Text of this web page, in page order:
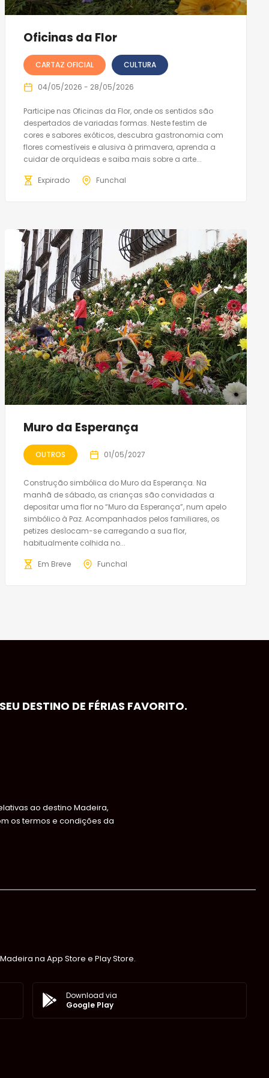
Oficinas da Flor
CARTAZ OFICIAL CULTURA
04/05/2026 - 28/05/2026
Participe nas Oficinas da Flor, onde os sentidos são
despertados de variadas formas. Neste festim de
cores e sabores exóticos, descubra gastronomia com
flores comestíveis e alusiva à primavera, aprenda a
cuidar de orquídeas e saiba mais sobre a arte...
Expirado Funchal
Muro da Esperança
OUTROS 01/05/2027
Construção simbólica do Muro da Esperança. Na
manhã de sábado, as crianças são convidadas a
depositar uma flor no “Muro da Esperança”, num apelo
simbólico à Paz. Acompanhados pelos familiares, os
petizes deslocam-se carregando a sua flor,
habitualmente colhida no...
Em Breve Funchal
DESTINO DE FÉRIAS FAVORITO.
ao destino Madeira,
os termos e condições da
na App Store e Play Store.
Download via
Google Play